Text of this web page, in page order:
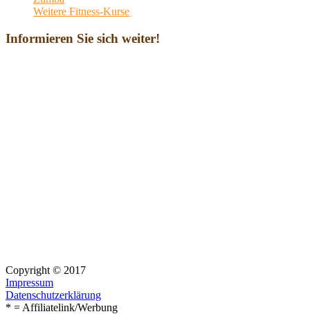
Weitere Fitness-Kurse
Informieren Sie sich weiter!
Copyright © 2017
Impressum
Datenschutzerklärung
* = Affiliatelink/Werbung